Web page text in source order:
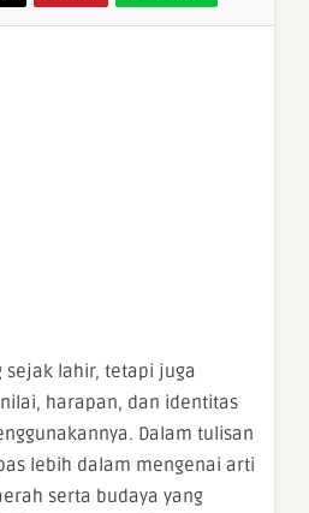
sejak lahir, tetapi juga
harapan, dan identitas
Dalam tulisan
lebih dalam mengenai arti
serta budaya yang